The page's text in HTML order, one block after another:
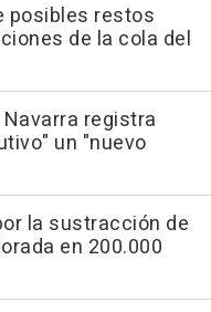
posibles restos
de la cola del
registra
un "nuevo
la sustracción de
en 200.000